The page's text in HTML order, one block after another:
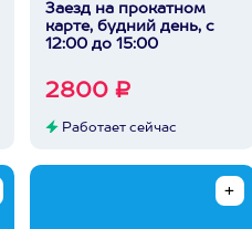
Заезд на прокатном
карте, будний день, с
12:00 до 15:00
2800 ₽
Работает сейчас